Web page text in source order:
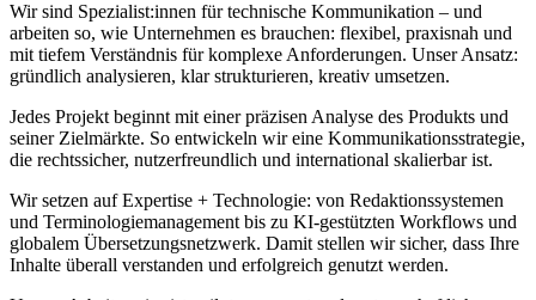
Wir sind Spezialist:innen für technische Kommunikation – und
arbeiten so, wie Unternehmen es brauchen: flexibel, praxisnah und
mit tiefem Verständnis für komplexe Anforderungen. Unser Ansatz:
gründlich analysieren, klar strukturieren, kreativ umsetzen.
Jedes Projekt beginnt mit einer präzisen Analyse des Produkts und
seiner Zielmärkte. So entwickeln wir eine Kommunikationsstrategie,
die rechtssicher, nutzerfreundlich und international skalierbar ist.
Wir setzen auf Expertise + Technologie: von Redaktionssystemen
und Terminologiemanagement bis zu KI-gestützten Workflows und
globalem Übersetzungsnetzwerk. Damit stellen wir sicher, dass Ihre
Inhalte überall verstanden und erfolgreich genutzt werden.